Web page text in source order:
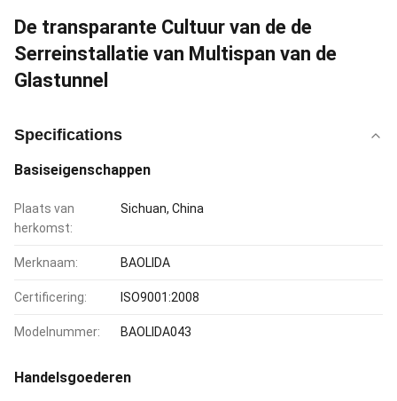
De transparante Cultuur van de de
Serreinstallatie van Multispan van de
Glastunnel
Specifications
Basiseigenschappen
Plaats van
herkomst:
Sichuan, China
Merknaam: BAOLIDA
Certificering: ISO9001:2008
Modelnummer: BAOLIDA043
Handelsgoederen